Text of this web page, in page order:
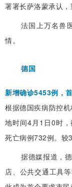
署署长萨洛蒙承认，
法国上万名兽
情。
德国
新增确诊5453例，
根据德国疾病防控
地时间4月1日0时
死亡病例732例。较
据德媒报道，
店、公共交通工具